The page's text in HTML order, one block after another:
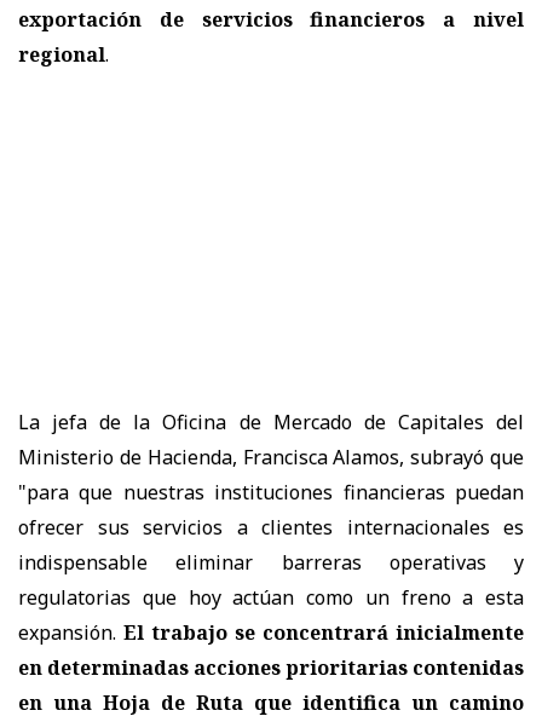
exportación de servicios financieros a nivel
regional.
La jefa de la Oficina de Mercado de Capitales del
Ministerio de Hacienda, Francisca Alamos, subrayó que
"para que nuestras instituciones financieras puedan
ofrecer sus servicios a clientes internacionales es
indispensable eliminar barreras operativas y
regulatorias que hoy actúan como un freno a esta
expansión. El trabajo se concentrará inicialmente
en determinadas acciones prioritarias contenidas
en una Hoja de Ruta que identifica un camino